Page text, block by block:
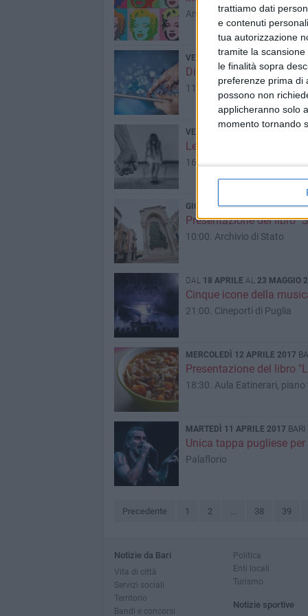
trattiamo dati
e contenuti
tua autorizzazione
tramite la
le finalità sopra
preferenze prima di
possono non
applicheranno solo
momento tornando
AncheCinema Royal - Corso
Digithon 2017, torna la
11:00. Politecnico di Bari
VENERDÌ 21 APRILE 2017BARI
Le parole contano: per
16:00
VENERDÌ 21 APRILE 2017
Presentazione del libro
10:00. Archivio di Stato
GIOVEDÌ 20 APRILE 2017BARI
Cinque icone della
21:00. Cineporti di Puglia
DAL18 APRILE AL23 MAGGIO
Presentazione del libro
18:30. Aula Eatinerari,
MERCOLEDÌ 12 APRILE 2017
Unica tappa pugliese
Palaflorio
MARTEDÌ 11 APRILE 2017 BARI
Precedente 1 2 ... 38 39
Notizie da Bari
Vita di città
Servizi sociali
Territorio
Bandi e concorsi
Politica
Enti locali
Turismo
Notizie sportive